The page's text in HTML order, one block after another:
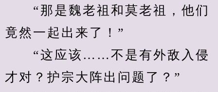
“那是魏老祖和莫老祖，他们
竟然一起出来了！”
“这应该……不是有外敌入侵
才对？护宗大阵出问题了？”